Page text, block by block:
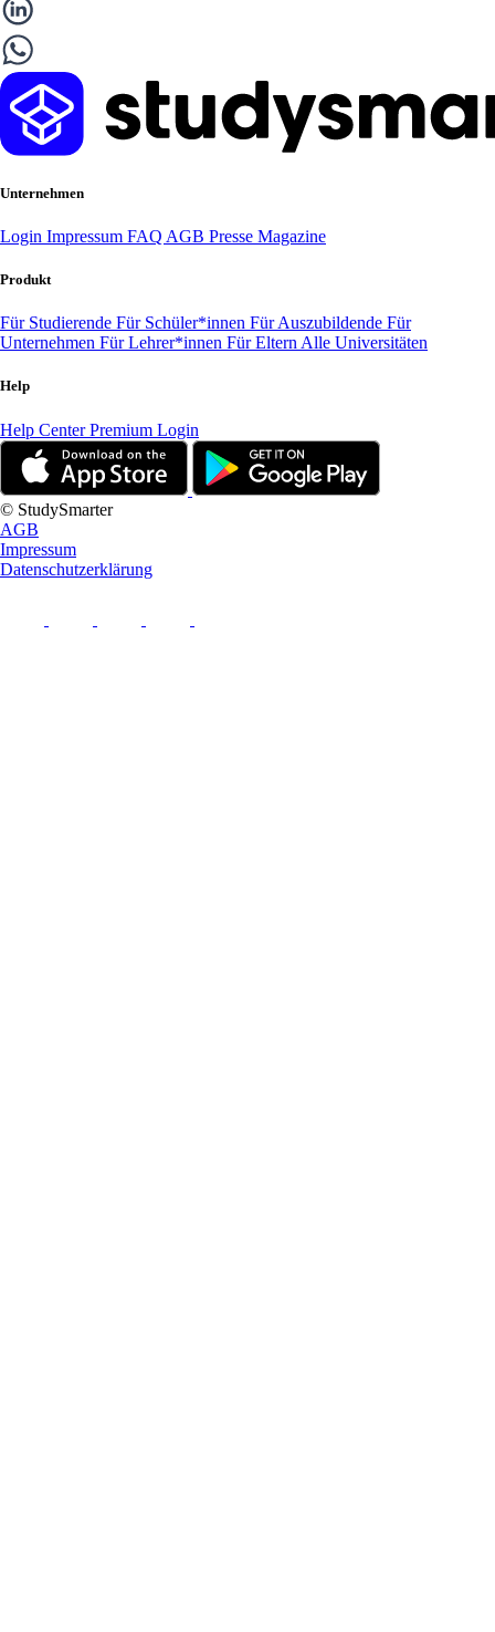
Unternehmen
Login Impressum FAQ AGB Presse Magazine
Produkt
Für Studierende Für Schüler*innen Für Auszubildende Für
Unternehmen Für Lehrer*innen Für Eltern Alle Universitäten
Help
Help CenterPremium Login
© StudySmarter
AGB
Impressum
Datenschutzerklärung